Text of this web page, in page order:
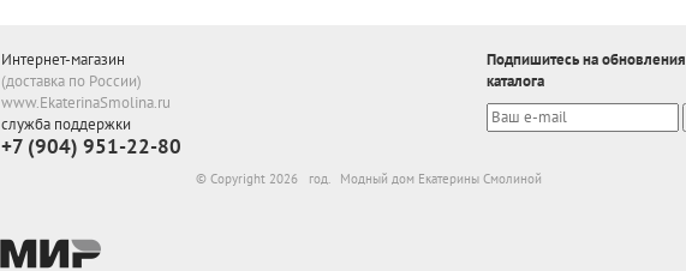
Интернет-магазин
(доставка по России)
www.EkaterinaSmolina.ru
служба поддержки
+7 (904) 951-22-80
Подпишитесь на обновления
каталога
© Copyright 2026 год. Модный дом Екатерины Смолиной